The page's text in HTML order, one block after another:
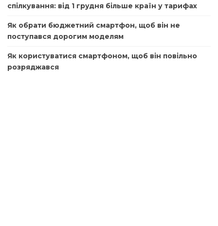
спілкування: від 1 грудня більше країн у тарифах
Як обрати бюджетний смартфон, щоб він не
поступався дорогим моделям
Як користуватися смартфоном, щоб він повільно
розряджався